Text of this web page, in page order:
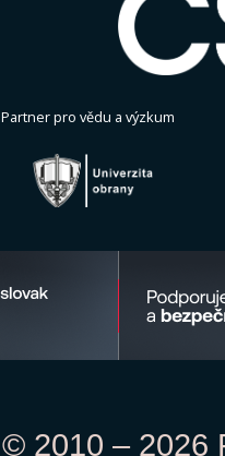
Partner pro vědu a výzkum
© 2010 – 2026